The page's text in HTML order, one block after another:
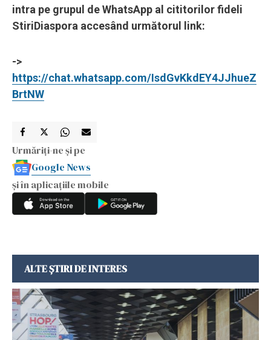
intra pe grupul de WhatsApp al cititorilor fideli
StiriDiaspora accesând următorul link:
->
https://chat.whatsapp.com/IsdGvKkdEY4JJhueZ
BrtNW
Urmăriți-ne și pe
Google News
și în aplicațiile mobile
ALTE ȘTIRI DE INTERES